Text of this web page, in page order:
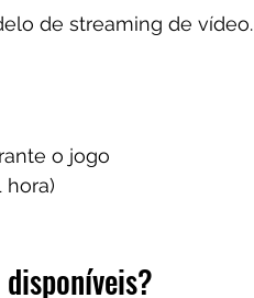
de streaming de vídeo.
o jogo
hora)